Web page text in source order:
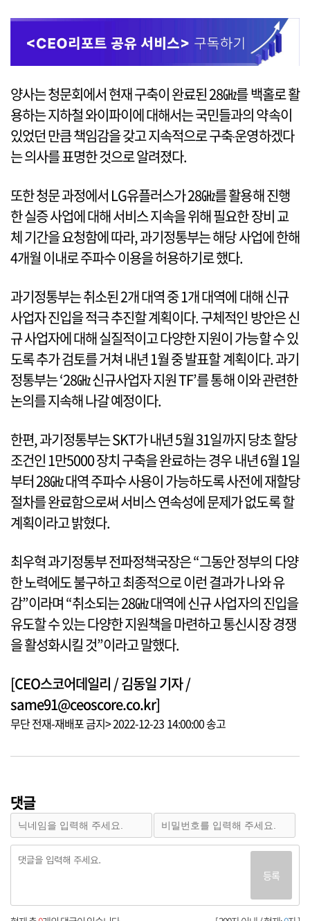
양사는 청문회에서 현재 구축이 완료된 28㎓를 백홀로 활
용하는 지하철 와이파이에 대해서는 국민들과의 약속이
있었던 만큼 책임감을 갖고 지속적으로 구축‧운영하겠다
는 의사를 표명한 것으로 알려졌다.
또한 청문 과정에서 LG유플러스가 28㎓를 활용해 진행
한 실증 사업에 대해 서비스 지속을 위해 필요한 장비 교
체 기간을 요청함에 따라, 과기정통부는 해당 사업에 한해
4개월 이내로 주파수 이용을 허용하기로 했다.
과기정통부는 취소된 2개 대역 중 1개 대역에 대해 신규
사업자 진입을 적극 추진할 계획이다. 구체적인 방안은 신
규 사업자에 대해 실질적이고 다양한 지원이 가능할 수 있
도록 추가 검토를 거쳐 내년 1월 중 발표할 계획이다. 과기
정통부는 ‘28㎓ 신규사업자 지원 TF’를 통해 이와 관련한
논의를 지속해 나갈 예정이다.
한편, 과기정통부는 SKT가 내년 5월 31일까지 당초 할당
조건인 1만5000 장치 구축을 완료하는 경우 내년 6월 1일
부터 28㎓ 대역 주파수 사용이 가능하도록 사전에 재할당
절차를 완료함으로써 서비스 연속성에 문제가 없도록 할
계획이라고 밝혔다.
최우혁 과기정통부 전파정책국장은 “그동안 정부의 다양
한 노력에도 불구하고 최종적으로 이런 결과가 나와 유
감”이라며 “취소되는 28㎓ 대역에 신규 사업자의 진입을
유도할 수 있는 다양한 지원책을 마련하고 통신시장 경쟁
을 활성화시킬 것”이라고 말했다.
[CEO스코어데일리 / 김동일 기자 /
same91@ceoscore.co.kr]
무단 전재-재배포 금지> 2022-12-23 14:00:00 송고
댓글
등록